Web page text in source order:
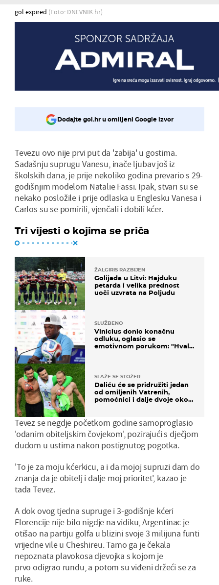
gol expired (Foto: DNEVNIK.hr)
Dodajte gol.hr u omiljeni Google izvor
Tevezu ovo nije prvi put da 'zabija' u gostima.
Sadašnju suprugu Vanesu, inače ljubav još iz
školskih dana, je prije nekoliko godina prevario s 29-
godišnjim modelom Natalie Fassi. Ipak, stvari su se
nekako posložile i prije odlaska u Englesku Vanesa i
Carlos su se pomirili, vjenčali i dobili kćer.
Tri vijesti o kojima se priča
ŽALGIRIS RAZBIJEN
Golijada u Litvi: Hajduku
petarda i velika prednost
uoči uzvrata na Poljudu
SLUŽBENO
Vinicius donio konačnu
odluku, oglasio se
emotivnom porukom: "Hvala
SLAŽE SE STOŽER
Daliću će se pridružiti jedan
od omiljenih Vatrenih,
pomoćnici i dalje dvoje oko
Tevez se negdje početkom godine samoproglasio
'odanim obiteljskim čovjekom', pozirajući s dječjom
dudom u ustima nakon postignutog pogotka.
'To je za moju kćerkicu, a i da mojoj supruzi dam do
znanja da je obitelj i dalje moj prioritet', kazao je
tada Tevez.
A dok ovog tjedna supruge i 3-godišnje kćeri
Florencije nije bilo nigdje na vidiku, Argentinac je
otišao na partiju golfa u blizini svoje 3 milijuna funti
vrijedne vile u Cheshireu. Tamo ga je čekala
nepoznata plavokosa djevojka s kojom je
prvo odigrao rundu, a potom su viđeni držeći se za
ruke.